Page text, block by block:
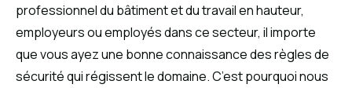
professionnel du bâtiment et du travail en hauteur,
employeurs ou employés dans ce secteur, il importe
que vous ayez une bonne connaissance des règles de
sécurité qui régissent le domaine. C’est pourquoi nous